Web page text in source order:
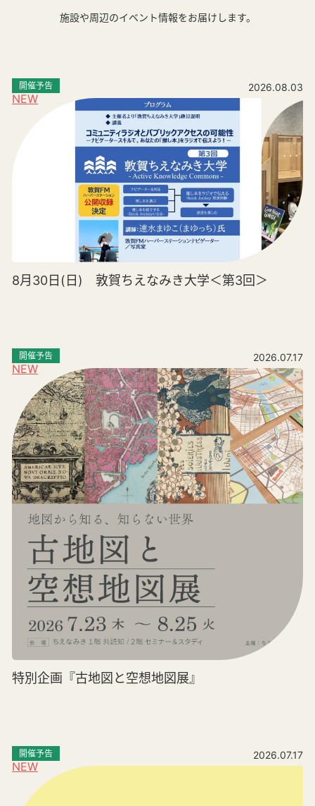
施設や周辺のイベント情報をお届けします。
NEW
開催予告 2026.08.03
8月30日(日) 敦賀ちえなみき大学＜第3回＞
NEW
開催予告 2026.07.17
特別企画『古地図と空想地図展』
NEW
開催予告 2026.07.17